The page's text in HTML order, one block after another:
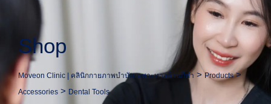
Shop
Moveon Clinic | คลินิกกายภาพบำบัดเฉพาะทางด้านกีฬา >Products>
Accessories > Dental Tools